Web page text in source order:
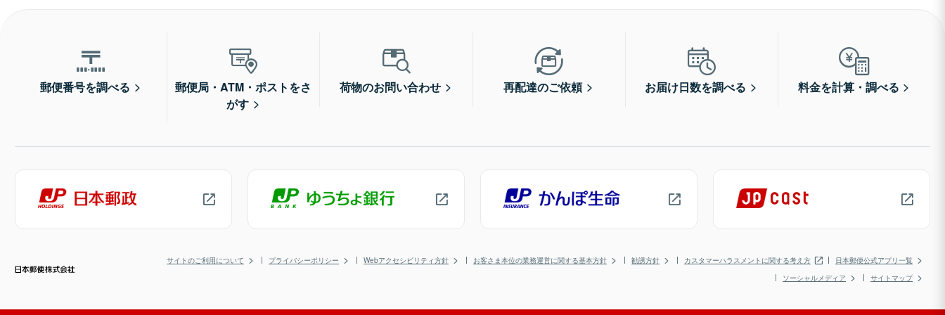
郵便番号を調べる
郵便局・ATM・ポストをさ
がす
荷物のお問い合わせ 再配達のご依頼 お届け日数を調べる 料金を計算・調べる
サイトのご利用について プライバシーポリシー Webアクセシビリティ方針 お客さま本位の業務運営に関する基本方針 勧誘方針 カスタマーハラスメントに関する考え方
日本郵便公式アプリ一覧
ソーシャルメディア
サイトマップ